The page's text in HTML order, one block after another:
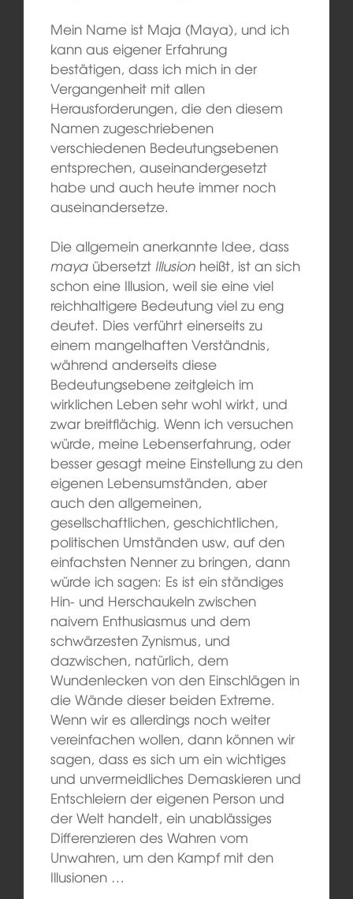
Mein Name ist Maja (Maya), und ich
kann aus eigener Erfahrung
bestätigen, dass ich mich in der
Vergangenheit mit allen
Herausforderungen, die den diesem
Namen zugeschriebenen
verschiedenen Bedeutungsebenen
entsprechen, auseinandergesetzt
habe und auch heute immer noch
auseinandersetze.
Die allgemein anerkannte Idee, dass
mayaübersetzt Illusionheißt, ist an sich
schon eine Illusion, weil sie eine viel
reichhaltigere Bedeutung viel zu eng
deutet. Dies verführt einerseits zu
einem mangelhaften Verständnis,
während anderseits diese
Bedeutungsebene zeitgleich im
wirklichen Leben sehr wohl wirkt, und
zwar breitflächig. Wenn ich versuchen
würde, meine Lebenserfahrung, oder
besser gesagt meine Einstellung zu den
eigenen Lebensumständen, aber
auch den allgemeinen,
gesellschaftlichen, geschichtlichen,
politischen Umständen usw, auf den
einfachsten Nenner zu bringen, dann
würde ich sagen: Es ist ein ständiges
Hin- und Herschaukeln zwischen
naivem Enthusiasmus und dem
schwärzesten Zynismus, und
dazwischen, natürlich, dem
Wundenlecken von den Einschlägen in
die Wände dieser beiden Extreme.
Wenn wir es allerdings noch weiter
vereinfachen wollen, dann können wir
sagen, dass es sich um ein wichtiges
und unvermeidliches Demaskieren und
Entschleiern der eigenen Person und
der Welt handelt, ein unablässiges
Differenzieren des Wahren vom
Unwahren, um den Kampf mit den
Illusionen …